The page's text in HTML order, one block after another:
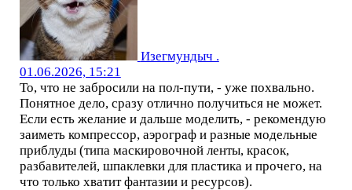
Изегмундыч .
01.06.2026, 15:21
То, что не забросили на пол-пути, - уже похвально.
Понятное дело, сразу отлично получиться не может.
Если есть желание и дальше моделить, - рекомендую
заиметь компрессор, аэрограф и разные модельные
приблуды (типа маскировочной ленты, красок,
разбавителей, шпаклевки для пластика и прочего, на
что только хватит фантазии и ресурсов).